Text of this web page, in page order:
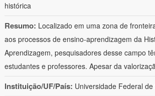
histórica
Resumo: Localizado em uma zona de
aos processos de ensino-aprendizagem da
Aprendizagem, pesquisadores desse campo
estudantes e professores. Apesar da
Instituição/UF/País: Universidade Federal